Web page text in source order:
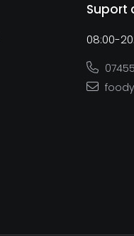
Suport
08:00-